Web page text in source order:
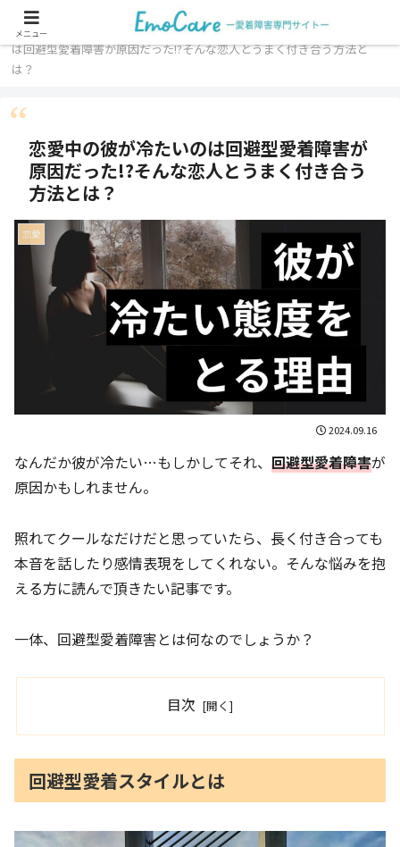
ホーム 愛着障害 恋愛
恋愛中の彼が冷たいの
は回避型愛着障害が原因だった!?そんな恋人とうまく付き合う方法と
は？
恋愛中の彼が冷たいのは回避型愛着障害が
原因だった!?そんな恋人とうまく付き合う
方法とは？
恋愛
2024.09.16
なんだか彼が冷たい…もしかしてそれ、 回避型愛着障害が
原因かもしれません。
照れてクールなだけだと思っていたら、長く付き合っても
本音を話したり感情表現をしてくれない。そんな悩みを抱
える方に読んで頂きたい記事です。
一体、回避型愛着障害とは何なのでしょうか？
目次
回避型愛着スタイルとは
メニュー